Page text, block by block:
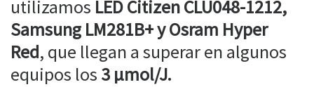
utilizamos LED Citizen CLU048-1212,
Samsung LM281B+ y Osram Hyper
Red, que llegan a superar en algunos
equipos los 3 µmol/J.